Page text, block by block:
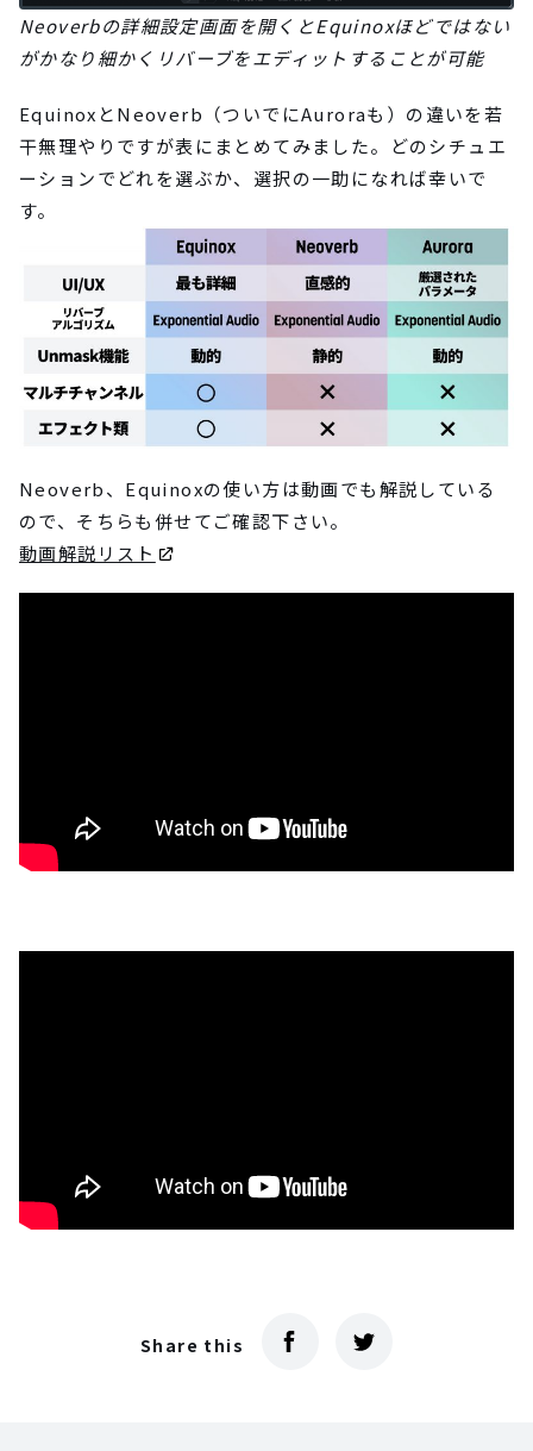
Neoverbの詳細設定画面を開くとEquinoxほどではない
がかなり細かくリバーブをエディットすることが可能
EquinoxとNeoverb（ついでにAuroraも）の違いを若
干無理やりですが表にまとめてみました。どのシチュエ
ーションでどれを選ぶか、選択の一助になれば幸いで
す。
Neoverb、Equinoxの使い方は動画でも解説している
ので、そちらも併せてご確認下さい。
動画解説リスト
Share this